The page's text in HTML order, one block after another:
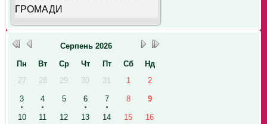
ГРОМАДИ
Серпень 2026
Пн
Вт Ср Чт Пт Сб
Нд
27
28 29 30 31 1 2
3 4 5 6 7 8 9
10 11 12 13 14 15 16